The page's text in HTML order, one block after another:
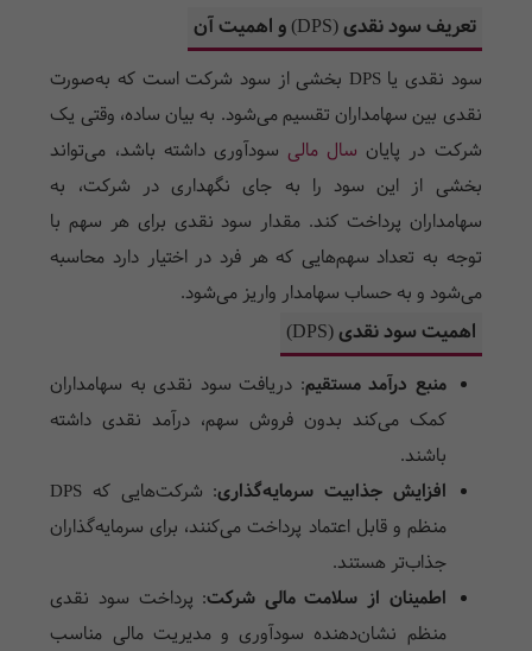
تعریف سود نقدی (DPS) و اهمیت آن
سود نقدی یاDPS بخشی از سود شرکت است که به‌صورت
نقدی بین سهامداران تقسیم می‌شود. به بیان ساده، وقتی یک
شرکت در پایان سال مالی سودآوری داشته باشد، می‌تواند
بخشی از این سود را به جای نگهداری در شرکت، به
سهامداران پرداخت کند. مقدار سود نقدی برای هر سهم با
توجه به تعداد سهم‌هایی که هر فرد در اختیار دارد محاسبه
می‌شود و به حساب سهامدار واریز می‌شود.
اهمیت سود نقدی (DPS)
منبع درآمد مستقیم: دریافت سود نقدی به سهامداران
کمک می‌کند بدون فروش سهم، درآمد نقدی داشته
باشند.
افزایش جذابیت سرمایه‌گذاری: شرکت‌هایی که DPS
منظم و قابل اعتماد پرداخت می‌کنند، برای سرمایه‌گذاران
جذاب‌تر هستند.
اطمینان از سلامت مالی شرکت: پرداخت سود نقدی
منظم نشان‌دهنده سودآوری و مدیریت مالی مناسب